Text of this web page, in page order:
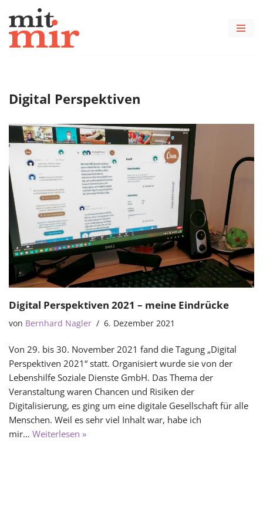
Zum
Inhalt
Digital Perspektiven
Digital Perspektiven 2021 – meine Eindrücke
von Bernhard Nagler 6. Dezember 2021
Von 29. bis 30. November 2021 fand die Tagung „Digital
Perspektiven 2021“ statt. Organisiert wurde sie von der
Lebenshilfe Soziale Dienste GmbH. Das Thema der
Veranstaltung waren Chancen und Risiken der
Digitalisierung, es ging um eine digitale Gesellschaft für alle
Menschen. Weil es sehr viel Inhalt war, habe ich
mir… Weiterlesen »